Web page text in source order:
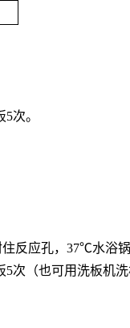
次。
反应孔，37℃水浴锅
次（也可用洗板机洗